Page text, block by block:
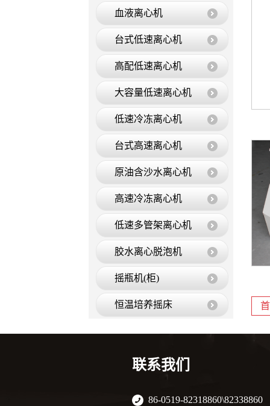
血液离心机
台式低速离心机
高配低速离心机
大容量低速离心机
低速冷冻离心机
台式高速离心机
原油含沙水离心机
高速冷冻离心机
低速多管架离心机
胶水离心脱泡机
摇瓶机(柜)
恒温培养摇床
恒温振荡器
联系我们
86-0519-82318860\82338860